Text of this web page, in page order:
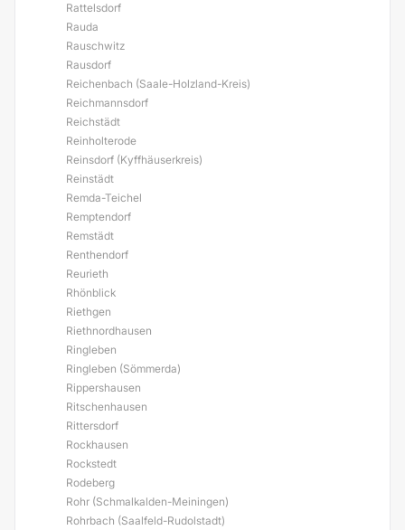
Rattelsdorf
Rauda
Rauschwitz
Rausdorf
Reichenbach (Saale-Holzland-Kreis)
Reichmannsdorf
Reichstädt
Reinholterode
Reinsdorf (Kyffhäuserkreis)
Reinstädt
Remda-Teichel
Remptendorf
Remstädt
Renthendorf
Reurieth
Rhönblick
Riethgen
Riethnordhausen
Ringleben
Ringleben (Sömmerda)
Rippershausen
Ritschenhausen
Rittersdorf
Rockhausen
Rockstedt
Rodeberg
Rohr (Schmalkalden-Meiningen)
Rohrbach (Saalfeld-Rudolstadt)